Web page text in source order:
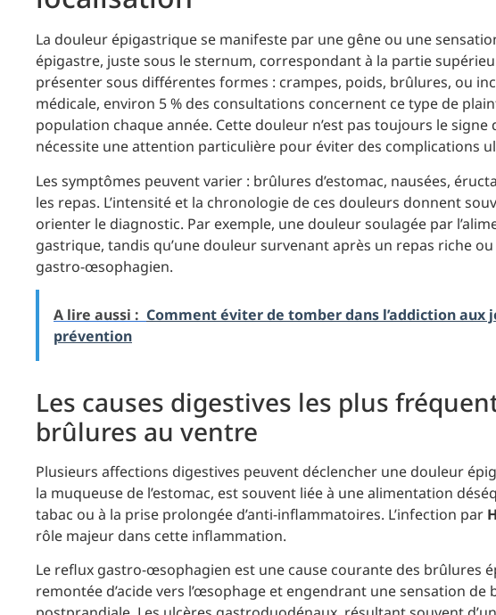
La douleur épigastrique se manifeste par une gêne ou une
épigastre, juste sous le sternum, correspondant à la partie
présenter sous différentes formes : crampes, poids, brûlures, ou
médicale, environ 5 % des consultations concernent ce type de
population chaque année. Cette douleur n’est pas toujours le
nécessite une attention particulière pour éviter des complications
Les symptômes peuvent varier : brûlures d’estomac, nausées,
les repas. L’intensité et la chronologie de ces douleurs donnent
orienter le diagnostic. Par exemple, une douleur soulagée par
gastrique, tandis qu’une douleur survenant après un repas riche
gastro-œsophagien.
A lire aussi : Comment éviter de tomber dans l’addiction aux
prévention
Les causes digestives les plus
brûlures au ventre
Plusieurs affections digestives peuvent déclencher une douleur
la muqueuse de l’estomac, est souvent liée à une alimentation
tabac ou à la prise prolongée d’anti-inflammatoires. L’infection par
rôle majeur dans cette inflammation.
Le reflux gastro-œsophagien est une cause courante des brûlures
remontée d’acide vers l’œsophage et engendrant une sensation